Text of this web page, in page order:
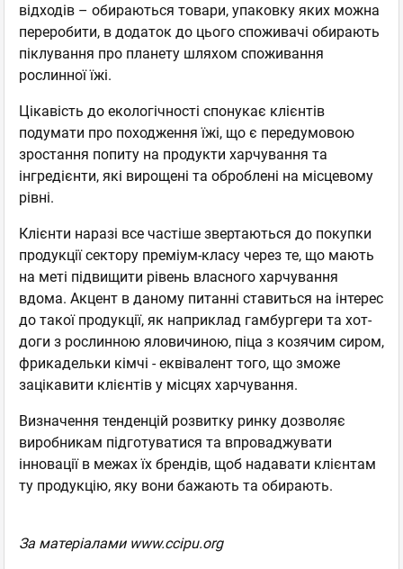
відходів – обираються товари, упаковку яких можна
переробити, в додаток до цього споживачі обирають
піклування про планету шляхом споживання
рослинної їжі.
Цікавість до екологічності спонукає клієнтів
подумати про походження їжі, що є передумовою
зростання попиту на продукти харчування та
інгредієнти, які вирощені та оброблені на місцевому
рівні.
Клієнти наразі все частіше звертаються до покупки
продукції сектору преміум-класу через те, що мають
на меті підвищити рівень власного харчування
вдома. Акцент в даному питанні ставиться на інтерес
до такої продукції, як наприклад гамбургери та хот-
доги з рослинною яловичиною, піца з козячим сиром,
фрикадельки кімчі - еквівалент того, що зможе
зацікавити клієнтів у місцях харчування.
Визначення тенденцій розвитку ринку дозволяє
виробникам підготуватися та впроваджувати
інновації в межах їх брендів, щоб надавати клієнтам
ту продукцію, яку вони бажають та обирають.
За матеріалами www.ccipu.org